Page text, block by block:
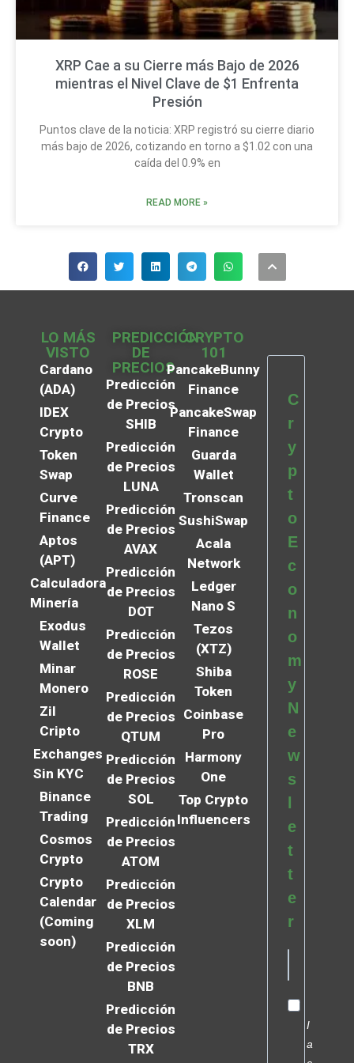
XRP Cae a su Cierre más Bajo de 2026
mientras el Nivel Clave de $1 Enfrenta
Presión
Puntos clave de la noticia: XRP registró su cierre diario
más bajo de 2026, cotizando en torno a $1.02 con una
caída del 0.9% en
READ MORE »
LO MÁS
VISTO
Cardano
(ADA)
IDEX
Crypto
Token
Swap
Curve
Finance
Aptos
(APT)
Calculadora
Minería
Exodus
Wallet
Minar
Monero
Zil
Cripto
Exchanges
Sin KYC
Binance
Trading
Cosmos
Crypto
Crypto
Calendar
(Coming
soon)
PREDICCIÓN
DE
PRECIOS
Predicción
de Precios
SHIB
Predicción
de Precios
LUNA
Predicción
de Precios
AVAX
Predicción
de Precios
DOT
Predicción
de Precios
ROSE
Predicción
de Precios
QTUM
Predicción
de Precios
SOL
Predicción
de Precios
ATOM
Predicción
de Precios
XLM
Predicción
de Precios
BNB
Predicción
de Precios
TRX
CRYPTO
101
PancakeBunny
Finance
PancakeSwap
Finance
Guarda
Wallet
Tronscan
SushiSwap
Acala
Network
Ledger
Nano S
Tezos
(XTZ)
Shiba
Token
Coinbase
Pro
Harmony
One
Top Crypto
Influencers
C
r
y
p
t
o
E
c
o
n
o
m
y
N
e
w
s
e
t
t
e
r
I
a